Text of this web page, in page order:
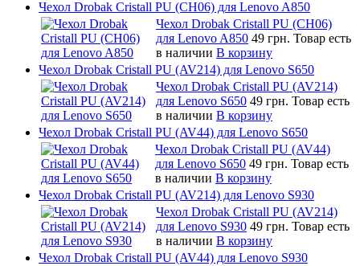
Чехол Drobak Cristall PU (CH06) для Lenovo A850
Чехол Drobak Cristall PU (CH06)
для Lenovo A850 49 грн. Товар есть
в наличии В корзину
Чехол Drobak Cristall PU (AV214) для Lenovo S650
Чехол Drobak Cristall PU (AV214)
для Lenovo S650 49 грн. Товар есть
в наличии В корзину
Чехол Drobak Cristall PU (AV44) для Lenovo S650
Чехол Drobak Cristall PU (AV44)
для Lenovo S650 49 грн. Товар есть
в наличии В корзину
Чехол Drobak Cristall PU (AV214) для Lenovo S930
Чехол Drobak Cristall PU (AV214)
для Lenovo S930 49 грн. Товар есть
в наличии В корзину
Чехол Drobak Cristall PU (AV44) для Lenovo S930